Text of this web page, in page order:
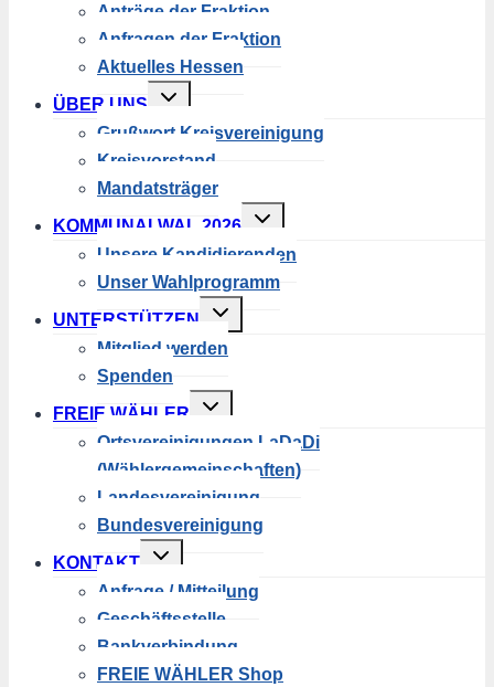
Anträge der Fraktion
Anfragen der Fraktion
Aktuelles Hessen
ÜBER UNS
Untermenü
umschalten
Grußwort Kreisvereinigung
Kreisvorstand
Mandatsträger
KOMMUNALWAL 2026
Untermenü
umschalten
Unsere Kandidierenden
Unser Wahlprogramm
UNTERSTÜTZEN
Untermenü
umschalten
Mitglied werden
Spenden
FREIE WÄHLER
Untermenü
umschalten
Ortsvereinigungen LaDaDi
(Wählergemeinschaften)
Landesvereinigung
Bundesvereinigung
KONTAKT
Untermenü
umschalten
Anfrage / Mitteilung
Geschäftsstelle
Bankverbindung
FREIE WÄHLER Shop